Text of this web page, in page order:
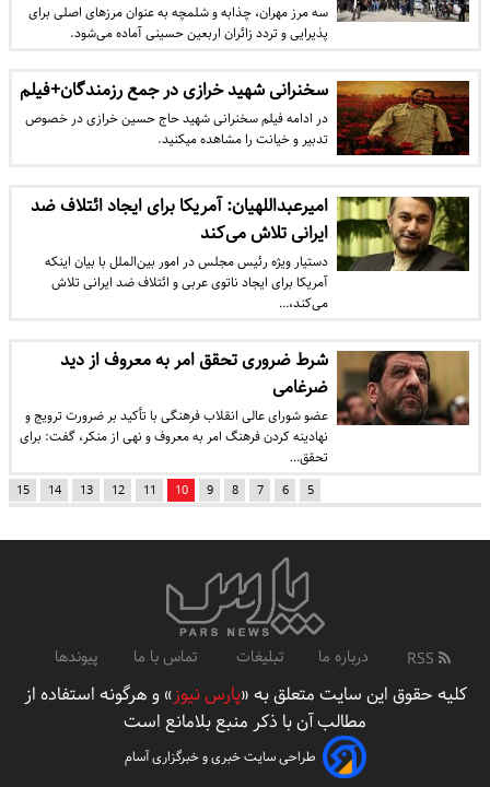
سه مرز مهران، چذابه و شلمچه به عنوان مرز‌های اصلی برای
پذیرایی و تردد زائران اربعین حسینی آماده می‌شود.
سخنرانی شهید خرازی در جمع رزمندگان+فیلم
در ادامه فیلم سخنرانی شهید حاج حسین خرازی در خصوص
تدبیر و خیانت را مشاهده می‎کنید.
امیرعبداللهیان: آمریکا برای ایجاد ائتلاف ضد
ایرانی تلاش می‌کند
دستیار ویژه رئیس مجلس در امور بین‌الملل با بیان اینکه
آمریکا برای ایجاد ناتوی عربی و ائتلاف ضد ایرانی تلاش
می‌کند،…
شرط ضروری تحقق امر به معروف از دید
ضرغامی
عضو شورای عالی انقلاب فرهنگی با تأکید بر ضرورت ترویج و
نهادینه کردن فرهنگ امر به معروف و نهی از منکر، گفت: برای
تحقق…
5
6
7
8
9
10
11
12
13
14
15
درباره ما تبلیغات تماس با ما پیوندها
کلیه حقوق این سایت متعلق به «پارس نیوز» و هرگونه استفاده از
مطالب آن با ذکر منبع بلامانع است
طراحی سایت خبری و خبرگزاری آسام